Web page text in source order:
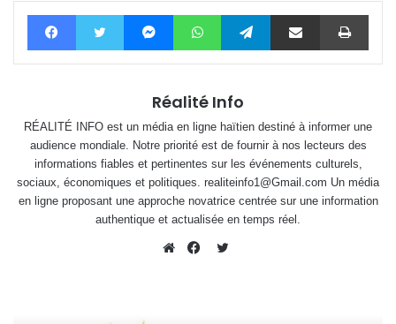
FacebookTwitter MessengerWhatsAppTelegram Partager par email
Réalité Info
RÉALITÉ INFO est un média en ligne haïtien destiné à informer une
audience mondiale. Notre priorité est de fournir à nos lecteurs des
informations fiables et pertinentes sur les événements culturels,
sociaux, économiques et politiques. realiteinfo1@Gmail.com Un média
en ligne proposant une approche novatrice centrée sur une information
authentique et actualisée en temps réel.